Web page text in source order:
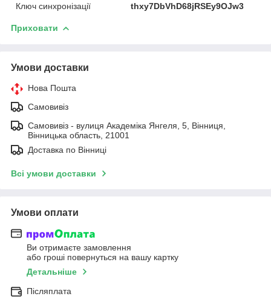
Ключ синхронізації
thxy7DbVhD68jRSEy9OJw3
Приховати
Умови доставки
Нова Пошта
Самовивіз
Самовивіз - вулиця Академіка Янгеля, 5, Вінниця,
Вінницька область, 21001
Доставка по Вінниці
Всі умови доставки
Умови оплати
Ви отримаєте замовлення
або гроші повернуться на вашу картку
Детальніше
Післяплата